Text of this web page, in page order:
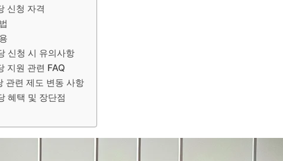
신청 자격
신청 시 유의사항
지원 관련 FAQ
관련 제도 변동 사항
혜택 및 장단점